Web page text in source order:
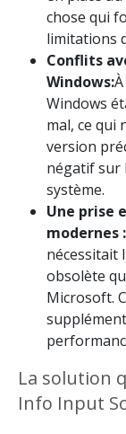
chose qui
limitations
Conflits
Windows:
Windows
mal, ce qui
version
négatif sur
système.
Une prise
modernes :
nécessitait
obsolète
Microsoft.
La solution
Info Input